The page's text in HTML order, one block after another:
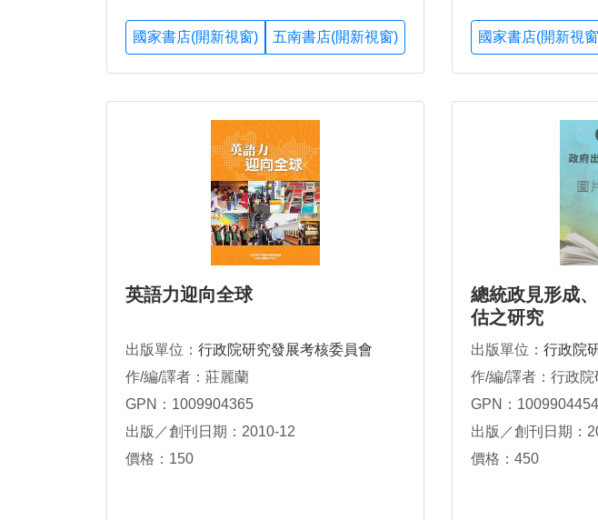
國家書店(開新視窗) 五南書店(開新視窗) 國家書店(開新視
英語力迎向全球
出版單位： 行政院研究發展考核委員會
作/編/譯者：莊麗蘭
GPN：1009904365
出版／創刊日期：2010-12
價格：150
總統政見形成
估之研究
出版單位： 行政院
作/編/譯者：行政
GPN：1009904454
出版／創刊日期：
價格：450